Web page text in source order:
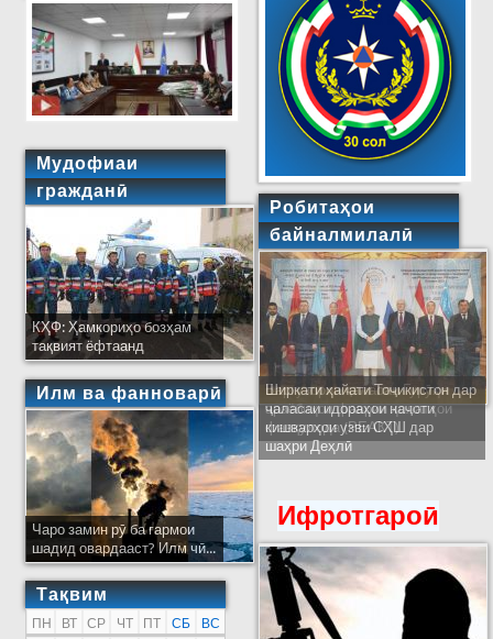
Мудофиаи
гражданӣ
КҲФ: Ҳамкориҳо бозҳам
тақвият ёфтаанд
Илм ва фанноварӣ
Чаро замин рӯ ба гармои
шадид овардааст? Илм чӣ...
Тақвим
ПН ВТ СР ЧТ ПТ СБ
ВС
Робитаҳои
байналмилалӣ
Ширкати ҳайати Тоҷикистон дар
ҷаласаи идораҳои наҷоти
кишварҳои узви СҲШ дар
шаҳри Деҳлӣ
Ифротгароӣ